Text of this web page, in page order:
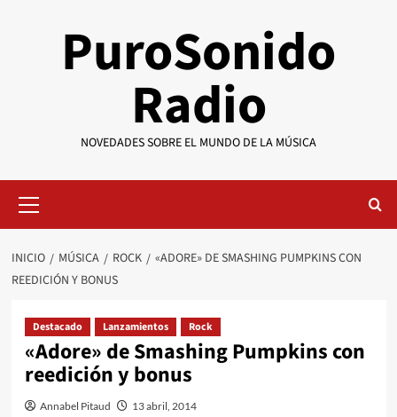
PuroSonido
Radio
NOVEDADES SOBRE EL MUNDO DE LA MÚSICA
primario
INICIO MÚSICA ROCK
«ADORE» DE SMASHING PUMPKINS CON
REEDICIÓN Y BONUS
Destacado Lanzamientos Rock
«Adore» de Smashing Pumpkins con
reedición y bonus
Annabel Pitaud 13 abril, 2014